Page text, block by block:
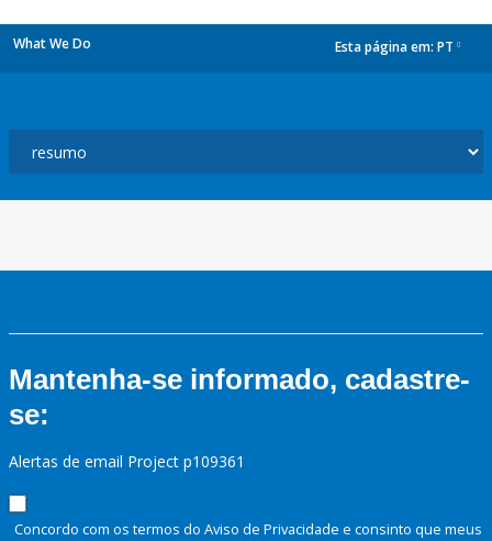
What We Do Esta página em: PT
Mantenha-se informado, cadastre-
se:
Alertas de email Project p109361
Concordo com os termos do Aviso de Privacidade e consinto que meus